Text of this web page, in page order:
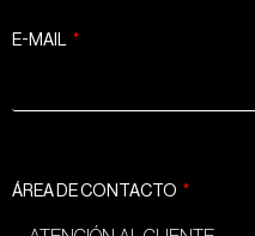
E-MAIL
ÁREA DE CONTACTO